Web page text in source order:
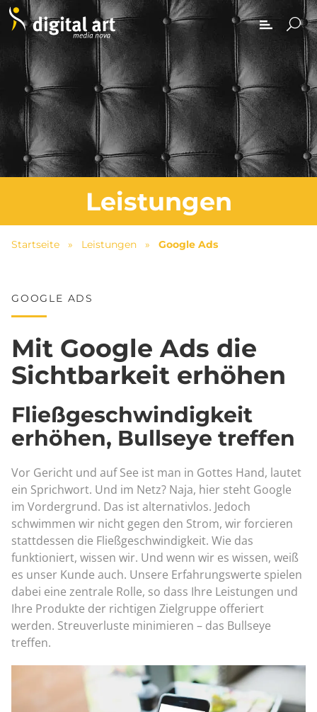
Leistungen
Startseite » Leistungen » Google Ads
GOOGLE ADS
Mit Google Ads die
Sichtbarkeit erhöhen
Fließgeschwindigkeit
erhöhen, Bullseye treffen
Vor Gericht und auf See ist man in Gottes Hand, lautet
ein Sprichwort. Und im Netz? Naja, hier steht Google
im Vordergrund. Das ist alternativlos. Jedoch
schwimmen wir nicht gegen den Strom, wir forcieren
stattdessen die Fließgeschwindigkeit. Wie das
funktioniert, wissen wir. Und wenn wir es wissen, weiß
es unser Kunde auch. Unsere Erfahrungswerte spielen
dabei eine zentrale Rolle, so dass Ihre Leistungen und
Ihre Produkte der richtigen Zielgruppe offeriert
werden. Streuverluste minimieren – das Bullseye
treffen.